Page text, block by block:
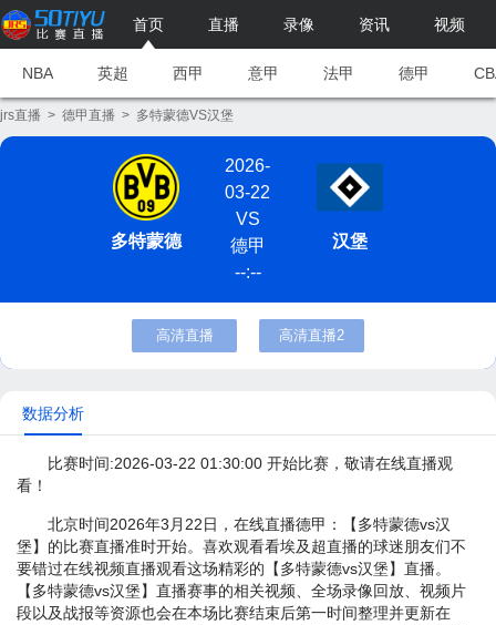
首页 直播 录像 资讯 视频
NBA 英超 西甲 意甲 法甲 德甲
jrs直播 > 德甲直播 > 多特蒙德VS汉堡
多特蒙德
2026-
03-22
VS
德甲
--:--
汉堡
高清直播 高清直播2
数据分析
比赛时间:2026-03-22 01:30:00 开始比赛，敬请在线直播观
看！
北京时间2026年3月22日，在线直播德甲：【多特蒙德vs汉
堡】的比赛直播准时开始。喜欢观看看埃及超直播的球迷朋友们不
要错过在线视频直播观看这场精彩的【多特蒙德vs汉堡】直播。
【多特蒙德vs汉堡】直播赛事的相关视频、全场录像回放、视频片
段以及战报等资源也会在本场比赛结束后第一时间整理并更新在